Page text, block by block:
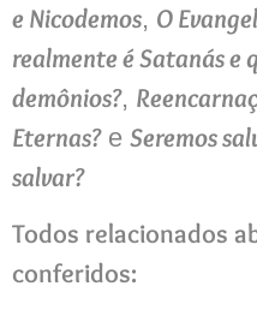
e Nicodemos, O
realmente é Satanás e
demônios?,
Eternas? e Seremos
salvar?
Todos relacionados
conferidos: